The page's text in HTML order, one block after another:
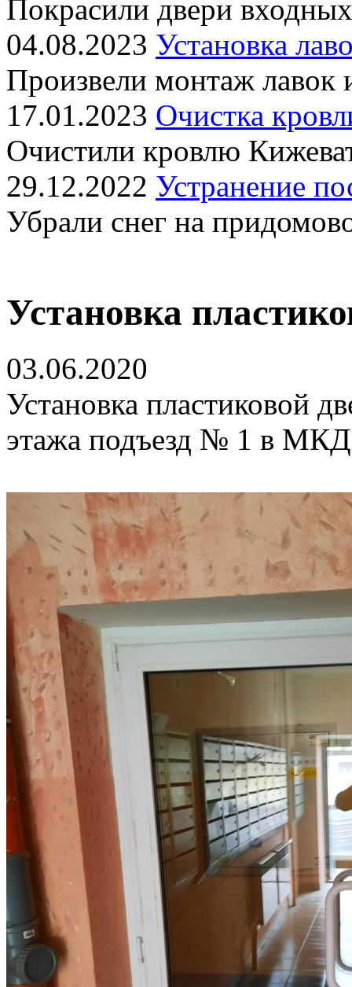
Покрасили двери
04.08.2023 Установка
Произвели монтаж
17.01.2023 Очистка
Очистили кровлю
29.12.2022 Устранение
Убрали снег на
Установка
03.06.2020
Установка пластиковой
этажа подъезд № 1 в